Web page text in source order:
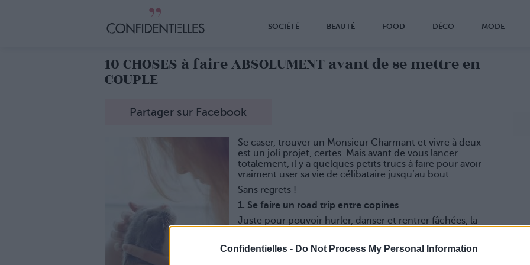
Confidentielles - Do Not Process My Personal Information
SOCIÉTÉ BEAUTÉ FOOD DÉCO MODE
10 CHOSES à faire ABSOLUMENT avant de se mettre en
COUPLE
Partager sur Facebook
Se caser, trouver un Monsieur Charmant et vivre à deux
est un joli projet, certes. Mais avant de vous lancer
totalement, il y a quelques petits trucs à faire pour avoir
vraiment user sa vie de célibataire jusqu’au bout…
Sans regrets !
1. Se faire un road trip entre copines
Juste pour pouvoir hurler, danser et rentrer fâchées, la
2. Oser le coup d’un soir